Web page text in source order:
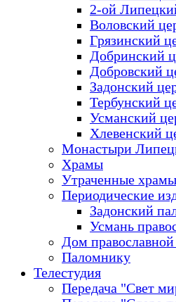
2-ой
Воловский
Грязинский
Добринский
Добровский
Задонский
Тербунский
Усманский
Хлевенский
Монастыри
Храмы
Утраченные
Периодические
Задонский
Усмань
Дом
Паломнику
Телестудия
Передача "Свет